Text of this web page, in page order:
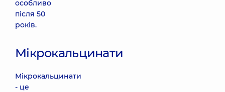
особливо
після 50
років.
Мікрокальцинати
Мікрокальцинати
- це